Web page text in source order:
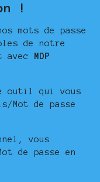
!
mots de passe
de notre
avec
MDP
outil qui vous
Mot de passe
vous
de passe en